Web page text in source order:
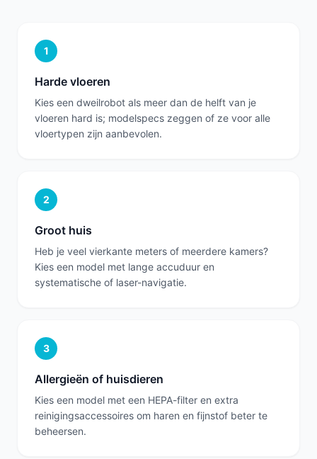
1
Harde vloeren
Kies een dweilrobot als meer dan de helft van je
vloeren hard is; modelspecs zeggen of ze voor alle
vloertypen zijn aanbevolen.
2
Groot huis
Heb je veel vierkante meters of meerdere kamers?
Kies een model met lange accuduur en
systematische of laser-navigatie.
3
Allergieën of huisdieren
Kies een model met een HEPA-filter en extra
reinigingsaccessoires om haren en fijnstof beter te
beheersen.